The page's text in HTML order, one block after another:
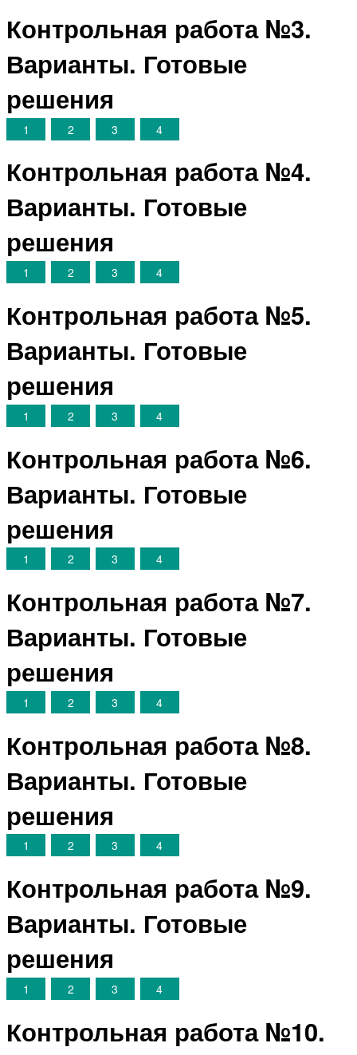
Контрольная работа №3.
Варианты. Готовые
решения
1 2 3 4
Контрольная работа №4.
Варианты. Готовые
решения
1 2 3 4
Контрольная работа №5.
Варианты. Готовые
решения
1 2 3 4
Контрольная работа №6.
Варианты. Готовые
решения
1 2 3 4
Контрольная работа №7.
Варианты. Готовые
решения
1 2 3 4
Контрольная работа №8.
Варианты. Готовые
решения
1 2 3 4
Контрольная работа №9.
Варианты. Готовые
решения
1 2 3 4
Контрольная работа №10.